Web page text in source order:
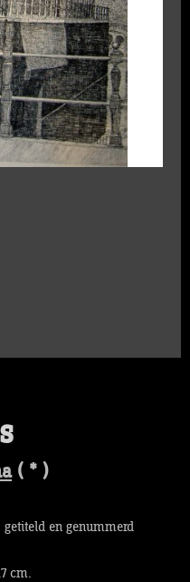
( * )
getiteld en genummerd
cm.